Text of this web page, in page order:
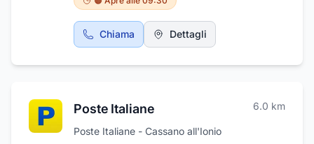
Propone anche bomboniere e lista nozze.
Offriamo oggettistica e manufatti dei migliori
fabbricanti del settore argentieri. Presso il
accogliere le tue richieste proponendoti le
in Ponte Nuovo, 113.
Chiama Dettagli
Poste Italiane 6.0 km
Poste Italiane - Cassano all'Ionio